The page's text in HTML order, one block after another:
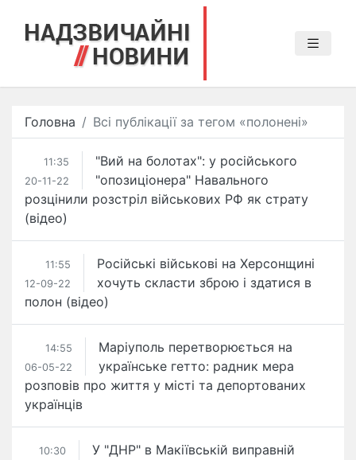
Головна Всі публікації за тегом «полонені»
11:35
20-11-22
"Вий на болотах": у російського
"опозиціонера" Навального
розцінили розстріл військових РФ як страту
(відео)
11:55
12-09-22
Російські військові на Херсонщині
хочуть скласти зброю​ і здатися в
полон (відео)
14:55
06-05-22
Маріуполь перетворюється на
українське гетто: радник мера
розповів про життя у місті та депортованих
українців
10:30
У "ДНР" в Макіївській виправній